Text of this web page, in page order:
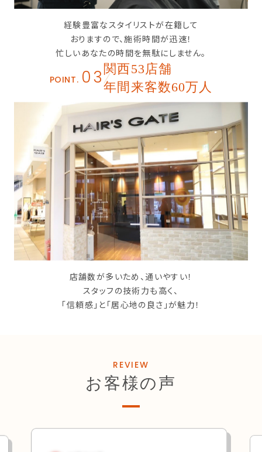
経験豊富なスタイリストが在籍して
おりますので、施術時間が迅速！
忙しいあなたの時間を無駄にしません。
POINT. 03関西53店舗
年間来客数60万人
店舗数が多いため、通いやすい！
スタッフの技術力も高く、
「信頼感」と「居心地の良さ」が魅力！
REVIEW
お客様の声